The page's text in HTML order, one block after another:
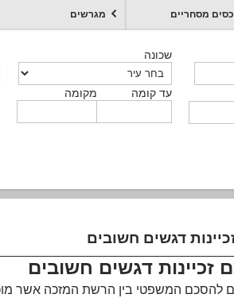
מסחריים מגרשים
שכונה
מקומה עד קומה
שכונה
מקומה עד קומה
שכונה
מקומה עד קומה
שכונה
מקומה עד קומה
מקומה
שכונה
טקסט חופשי
שכונה
מקומה עד קומה
דגשים חשובים
זכיינות דגשים חשובים
המשפטי בין הרשת המזכה אשר מוכרת